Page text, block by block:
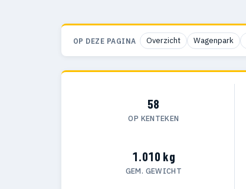
OP DEZE PAGINA Overzicht Wagenpark
58
OP KENTEKEN
1.010 kg
GEM. GEWICHT